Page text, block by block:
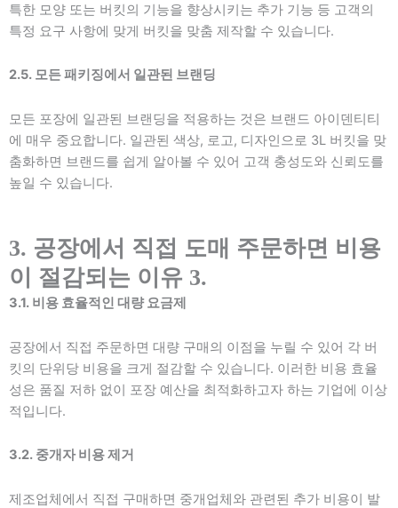
특한 모양 또는 버킷의 기능을 향상시키는 추가 기능 등 고객의
특정 요구 사항에 맞게 버킷을 맞춤 제작할 수 있습니다.
2.5. 모든 패키징에서 일관된 브랜딩
모든 포장에 일관된 브랜딩을 적용하는 것은 브랜드 아이덴티티
에 매우 중요합니다. 일관된 색상, 로고, 디자인으로 3L 버킷을 맞
춤화하면 브랜드를 쉽게 알아볼 수 있어 고객 충성도와 신뢰도를
높일 수 있습니다.
3. 공장에서 직접 도매 주문하면 비용
이 절감되는 이유 3.
3.1. 비용 효율적인 대량 요금제
공장에서 직접 주문하면 대량 구매의 이점을 누릴 수 있어 각 버
킷의 단위당 비용을 크게 절감할 수 있습니다. 이러한 비용 효율
성은 품질 저하 없이 포장 예산을 최적화하고자 하는 기업에 이상
적입니다.
3.2. 중개자 비용 제거
제조업체에서 직접 구매하면 중개업체와 관련된 추가 비용이 발